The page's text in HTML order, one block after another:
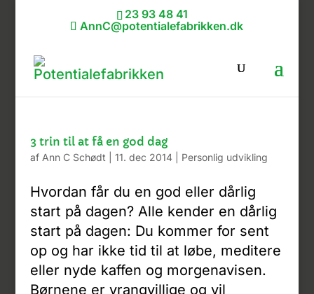
23 93 48 41
AnnC@potentialefabrikken.dk
3 trin til at få en god dag
af Ann C Schødt 11. dec 2014| Personlig udvikling
Hvordan får du en god eller dårlig
start på dagen? Alle kender en dårlig
start på dagen: Du kommer for sent
op og har ikke tid til at løbe, meditere
eller nyde kaffen og morgenavisen.
Børnene er vrangvillige og vil